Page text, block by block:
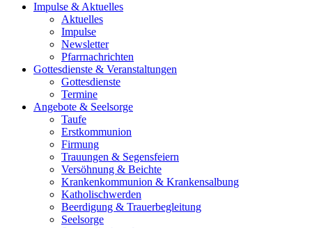
Impulse & Aktuelles
Aktuelles
Impulse
Newsletter
Pfarrnachrichten
Gottesdienste & Veranstaltungen
Gottesdienste
Termine
Angebote & Seelsorge
Taufe
Erstkommunion
Firmung
Trauungen & Segensfeiern
Versöhnung & Beichte
Krankenkommunion & Krankensalbung
Katholischwerden
Beerdigung & Trauerbegleitung
Seelsorge